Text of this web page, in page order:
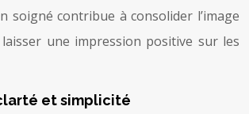
soigné contribue à consolider l’image
une impression positive sur les
et simplicité